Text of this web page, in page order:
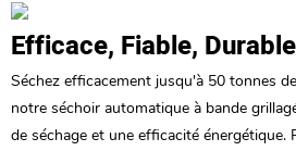
Efficace, Fiable,
Séchez efficacement jusqu'à 50 tonnes
notre séchoir automatique à bande
de séchage et une efficacité énergétique.